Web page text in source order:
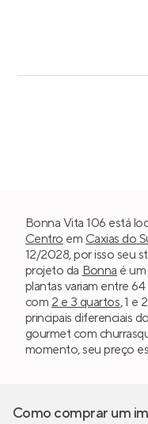
Bonna Vita 106 está
Centro em Caxias do
12/2028, por isso seu
projeto da Bonna é
plantas variam entre 64
com 2 e 3 quartos, 1 e
principais diferenciais
gourmet com
momento, seu preço
Como comprar um